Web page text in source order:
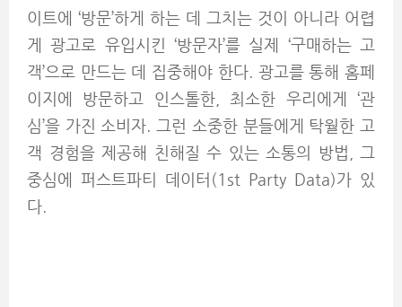
이트에 ‘방문’하게 하는 데 그치는 것이 아니라 어렵
게 광고로 유입시킨 ‘방문자’를 실제 ‘구매하는 고
객’으로 만드는 데 집중해야 한다. 광고를 통해 홈페
이지에 방문하고 인스톨한, 최소한 우리에게 ‘관
심’을 가진 소비자. 그런 소중한 분들에게 탁월한 고
객 경험을 제공해 친해질 수 있는 소통의 방법, 그
중심에 퍼스트파티 데이터(1st Party Data)가 있
다.